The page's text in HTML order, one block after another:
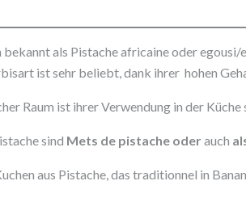
als Pistache africaine oder
ist sehr beliebt, dank ihrer hohen
Raum ist ihrer Verwendung in der Küche
sind Mets de pistache oder auch
aus Pistache, das traditionnel in